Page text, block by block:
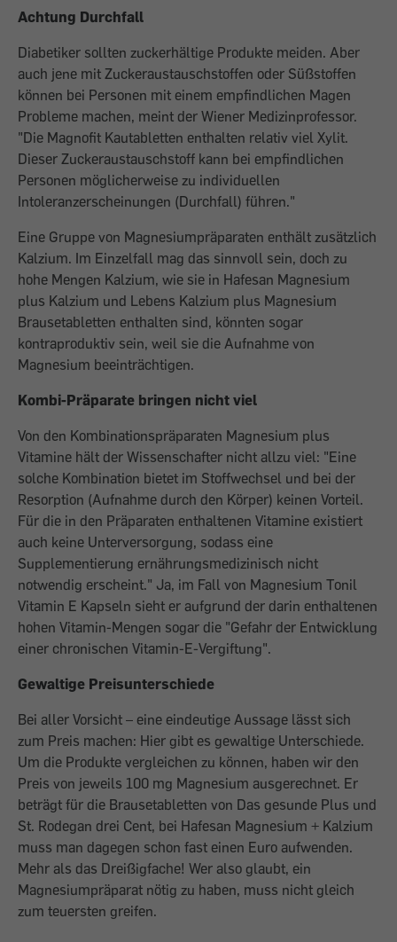
Achtung Durchfall
Diabetiker sollten zuckerhältige Produkte meiden. Aber
auch jene mit Zuckeraustauschstoffen oder Süßstoffen
können bei Personen mit einem empfindlichen Magen
Probleme machen, meint der Wiener Medizinprofessor.
"Die Magnofit Kautabletten enthalten relativ viel Xylit.
Dieser Zuckeraustauschstoff kann bei empfindlichen
Personen möglicherweise zu individuellen
Intoleranzerscheinungen (Durchfall) führen."
Eine Gruppe von Magnesiumpräparaten enthält zusätzlich
Kalzium. Im Einzelfall mag das sinnvoll sein, doch zu
hohe Mengen Kalzium, wie sie in Hafesan Magnesium
plus Kalzium und Lebens Kalzium plus Magnesium
Brausetabletten enthalten sind, könnten sogar
kontraproduktiv sein, weil sie die Aufnahme von
Magnesium beeinträchtigen.
Kombi-Präparate bringen nicht viel
Von den Kombinationspräparaten Magnesium plus
Vitamine hält der Wissenschafter nicht allzu viel: "Eine
solche Kombination bietet im Stoffwechsel und bei der
Resorption (Aufnahme durch den Körper) keinen Vorteil.
Für die in den Präparaten enthaltenen Vitamine existiert
auch keine Unterversorgung, sodass eine
Supplementierung ernährungsmedizinisch nicht
notwendig erscheint." Ja, im Fall von Magnesium Tonil
Vitamin E Kapseln sieht er aufgrund der darin enthaltenen
hohen Vitamin-Mengen sogar die "Gefahr der Entwicklung
einer chronischen Vitamin-E-Vergiftung".
Gewaltige Preisunterschiede
Bei aller Vorsicht – eine eindeutige Aussage lässt sich
zum Preis machen: Hier gibt es gewaltige Unterschiede.
Um die Produkte vergleichen zu können, haben wir den
Preis von jeweils 100 mg Magnesium ausgerechnet. Er
beträgt für die Brausetabletten von Das gesunde Plus und
St. Rodegan drei Cent, bei Hafesan Magnesium + Kalzium
muss man dagegen schon fast einen Euro aufwenden.
Mehr als das Dreißigfache! Wer also glaubt, ein
Magnesiumpräparat nötig zu haben, muss nicht gleich
zum teuersten greifen.